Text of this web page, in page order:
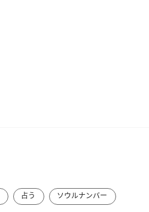
占う ソウルナンバー